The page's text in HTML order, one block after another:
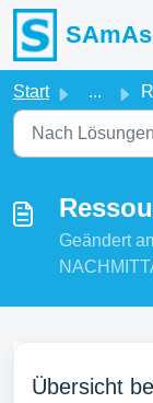
Zum
Start ...
Geändert
Übersicht